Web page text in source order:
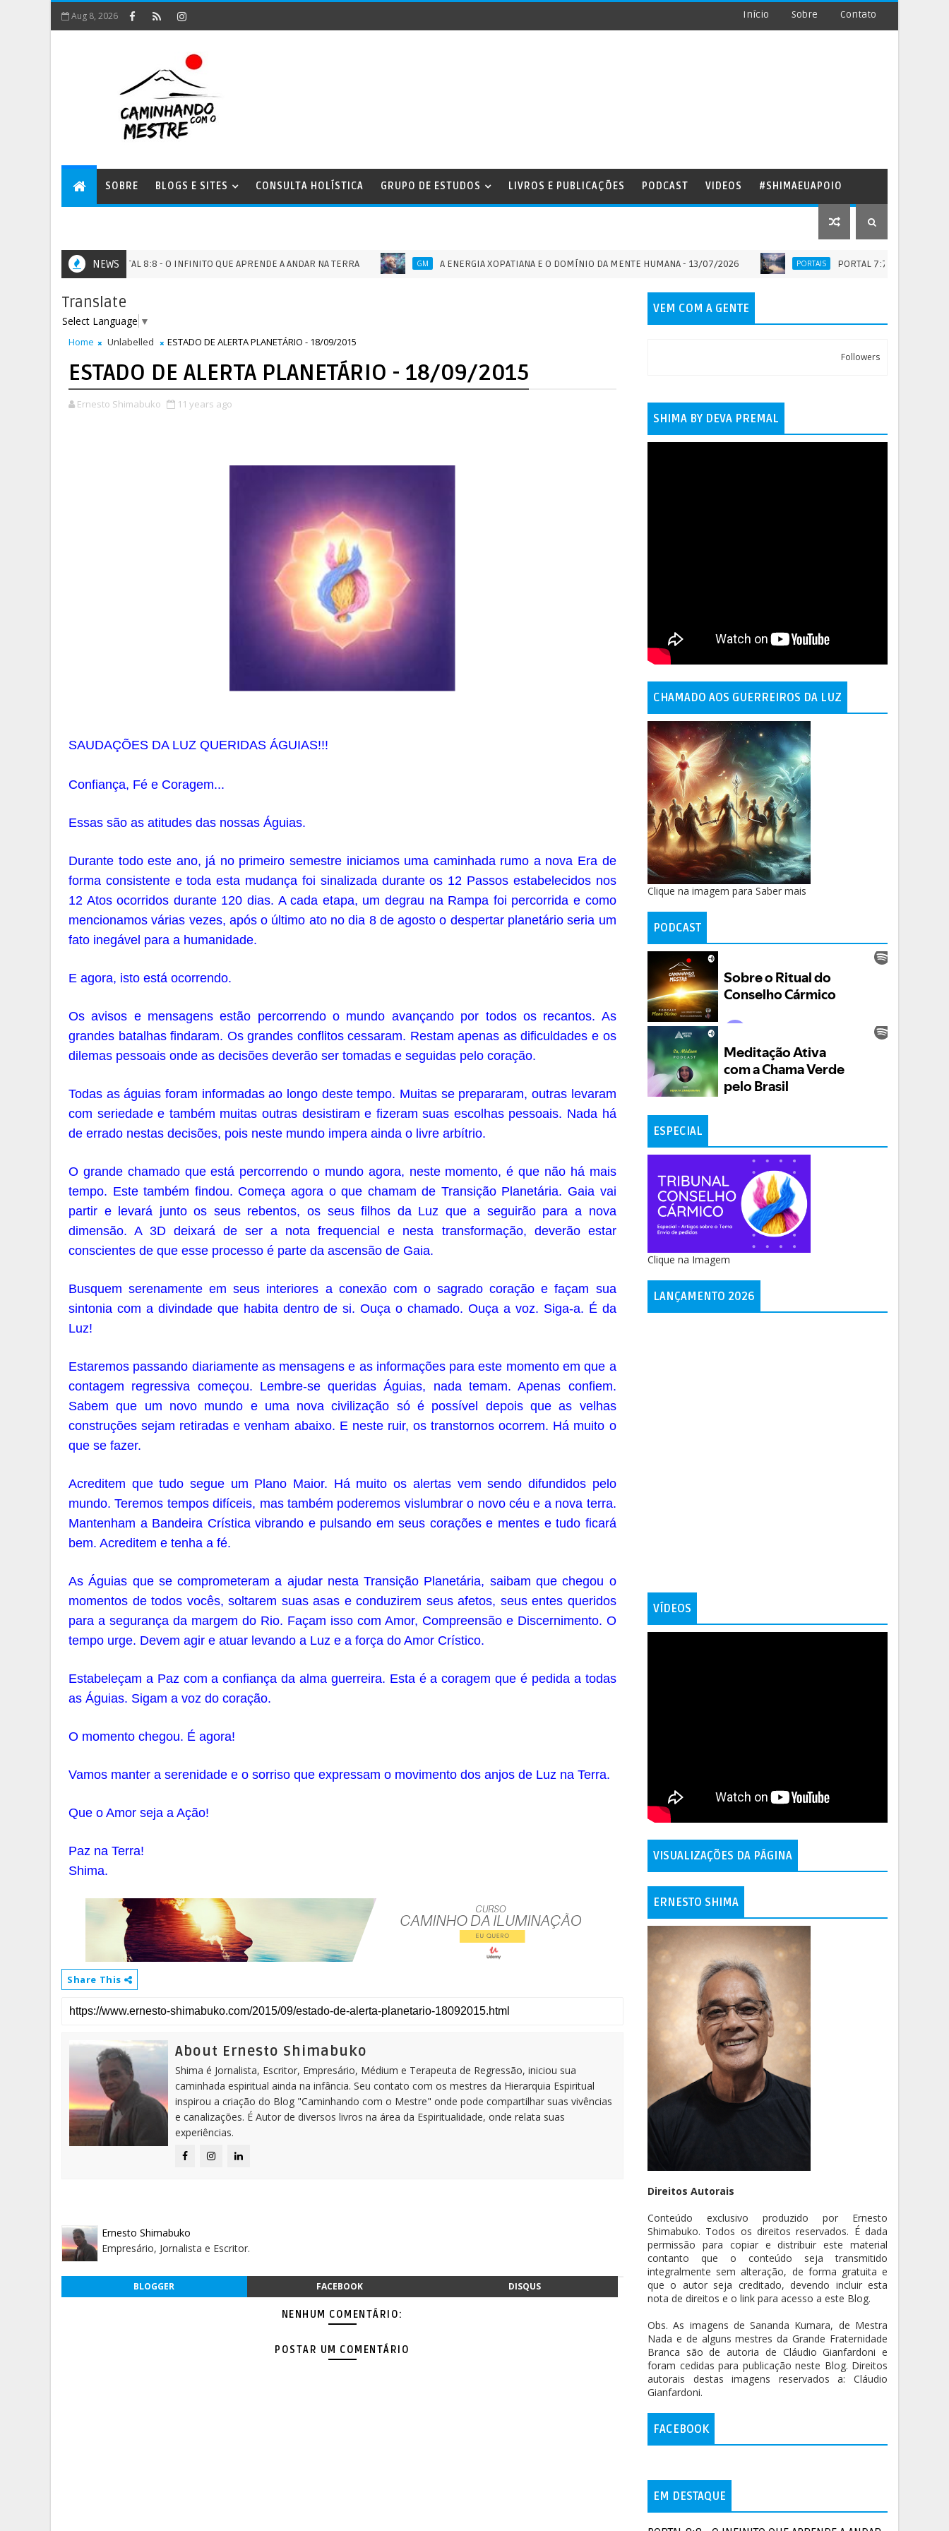
Aug 8, 2026 Início Sobre Contato
SOBRE BLOGS E SITES CONSULTA HOLÍSTICA GRUPO DE ESTUDOS LIVROS E PUBLICAÇÕES PODCAST VIDEOS #SHIMAEUAPOIO
NEWS
PORTAL 8:8 - O INFINITO QUE APRENDE A ANDAR NA TERRA GM A ENERGIA XOPATIANA E O DOMÍNIO DA MENTE HUMANA - 13/07/2026 PORTAIS PORTAL 7:7 - QUANDO A
Translate
Select Language ▼
Home Unlabelled ESTADO DE ALERTA PLANETÁRIO - 18/09/2015
ESTADO DE ALERTA PLANETÁRIO - 18/09/2015
Ernesto Shimabuko 11 years ago
SAUDAÇÕES DA LUZ QUERIDAS ÁGUIAS!!!
Confiança, Fé e Coragem...
Essas são as atitudes das nossas Águias.
Durante todo este ano, já no primeiro semestre iniciamos uma caminhada rumo a nova Era de
forma consistente e toda esta mudança foi sinalizada durante os 12 Passos estabelecidos nos
12 Atos ocorridos durante 120 dias. A cada etapa, um degrau na Rampa foi percorrida e como
mencionamos várias vezes, após o último ato no dia 8 de agosto o despertar planetário seria um
fato inegável para a humanidade.
E agora, isto está ocorrendo.
Os avisos e mensagens estão percorrendo o mundo avançando por todos os recantos. As
grandes batalhas findaram. Os grandes conflitos cessaram. Restam apenas as dificuldades e os
dilemas pessoais onde as decisões deverão ser tomadas e seguidas pelo coração.
Todas as águias foram informadas ao longo deste tempo. Muitas se prepararam, outras levaram
com seriedade e também muitas outras desistiram e fizeram suas escolhas pessoais. Nada há
de errado nestas decisões, pois neste mundo impera ainda o livre arbítrio.
O grande chamado que está percorrendo o mundo agora, neste momento, é que não há mais
tempo. Este também findou. Começa agora o que chamam de Transição Planetária. Gaia vai
partir e levará junto os seus rebentos, os seus filhos da Luz que a seguirão para a nova
dimensão. A 3D deixará de ser a nota frequencial e nesta transformação, deverão estar
conscientes de que esse processo é parte da ascensão de Gaia.
Busquem serenamente em seus interiores a conexão com o sagrado coração e façam sua
sintonia com a divindade que habita dentro de si. Ouça o chamado. Ouça a voz. Siga-a. É da
Luz!
Estaremos passando diariamente as mensagens e as informações para este momento em que a
contagem regressiva começou. Lembre-se queridas Águias, nada temam. Apenas confiem.
Sabem que um novo mundo e uma nova civilização só é possível depois que as velhas
construções sejam retiradas e venham abaixo. E neste ruir, os transtornos ocorrem. Há muito o
que se fazer.
Acreditem que tudo segue um Plano Maior. Há muito os alertas vem sendo difundidos pelo
mundo. Teremos tempos difíceis, mas também poderemos vislumbrar o novo céu e a nova terra.
Mantenham a Bandeira Crística vibrando e pulsando em seus corações e mentes e tudo ficará
bem. Acreditem e tenha a fé.
As Águias que se comprometeram a ajudar nesta Transição Planetária, saibam que chegou o
momentos de todos vocês, soltarem suas asas e conduzirem seus afetos, seus entes queridos
para a segurança da margem do Rio. Façam isso com Amor, Compreensão e Discernimento. O
tempo urge. Devem agir e atuar levando a Luz e a força do Amor Crístico.
Estabeleçam a Paz com a confiança da alma guerreira. Esta é a coragem que é pedida a todas
as Águias. Sigam a voz do coração.
O momento chegou. É agora!
Vamos manter a serenidade e o sorriso que expressam o movimento dos anjos de Luz na Terra.
Que o Amor seja a Ação!
Paz na Terra!
Shima.
Share This
About Ernesto Shimabuko
Shima é Jornalista, Escritor, Empresário, Médium e Terapeuta de Regressão, iniciou sua
caminhada espiritual ainda na infância. Seu contato com os mestres da Hierarquia Espiritual
inspirou a criação do Blog "Caminhando com o Mestre" onde pode compartilhar suas vivências
e canalizações. É Autor de diversos livros na área da Espiritualidade, onde relata suas
experiências.
Ernesto Shimabuko
Empresário, Jornalista e Escritor.
BLOGGER FACEBOOK DISQUS
NENHUM COMENTÁRIO:
POSTAR UM COMENTÁRIO
VEM COM A GENTE
Followers
SHIMA BY DEVA PREMAL
CHAMADO AOS GUERREIROS DA LUZ
Clique na imagem para Saber mais
PODCAST
ESPECIAL
Clique na Imagem
LANÇAMENTO 2026
VÍDEOS
VISUALIZAÇÕES DA PÁGINA
ERNESTO SHIMA
Direitos Autorais
Conteúdo exclusivo produzido por Ernesto
Shimabuko. Todos os direitos reservados. É dada
permissão para copiar e distribuir este material
contanto que o conteúdo seja transmitido
integralmente sem alteração, de forma gratuita e
que o autor seja creditado, devendo incluir esta
nota de direitos e o link para acesso a este Blog.
Obs. As imagens de Sananda Kumara, de Mestra
Nada e de alguns mestres da Grande Fraternidade
Branca são de autoria de Cláudio Gianfardoni e
foram cedidas para publicação neste Blog. Direitos
autorais destas imagens reservados a: Cláudio
Gianfardoni.
FACEBOOK
EM DESTAQUE